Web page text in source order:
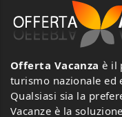
Offerta Vacanza è il
turismo nazionale ed
Qualsiasi sia la
Vacanze è la